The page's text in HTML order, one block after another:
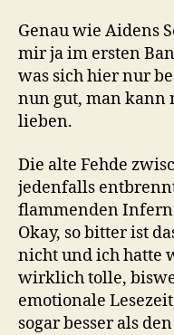
Genau wie Aidens
mir ja im ersten
was sich hier nur
nun gut, man kann
lieben.
Die alte Fehde
jedenfalls
flammenden
Okay, so bitter ist
nicht und ich hatte
wirklich tolle,
emotionale
sogar besser als